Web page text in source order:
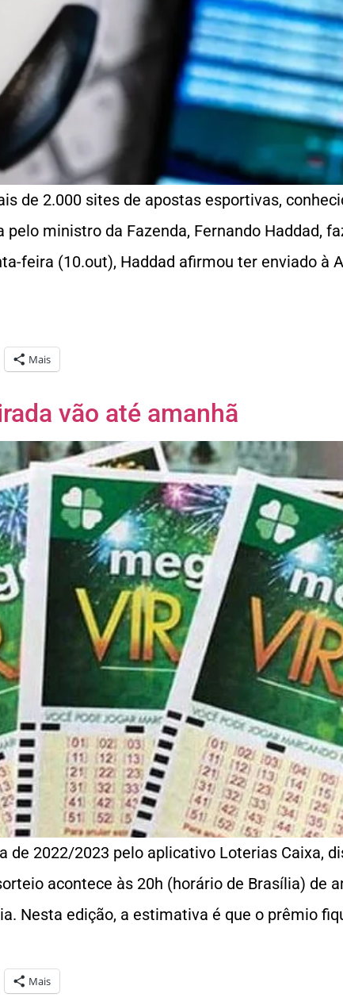
de 2.000 sites de apostas esportivas,
ministro da Fazenda, Fernando Haddad,
feira (10.out), Haddad afirmou ter enviado à
Mais
vão até amanhã
de 2022/2023 pelo aplicativo Loterias Caixa,
acontece às 20h (horário de Brasília) de
Nesta edição, a estimativa é que o prêmio
Mais